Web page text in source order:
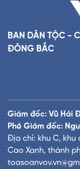
BAN DÂN TỘC -
ĐÔNG BẮC
Giám đốc: Vũ Hải
Phó Giám đốc:
Địa chỉ: khu C, khu
Cao Xanh, thành